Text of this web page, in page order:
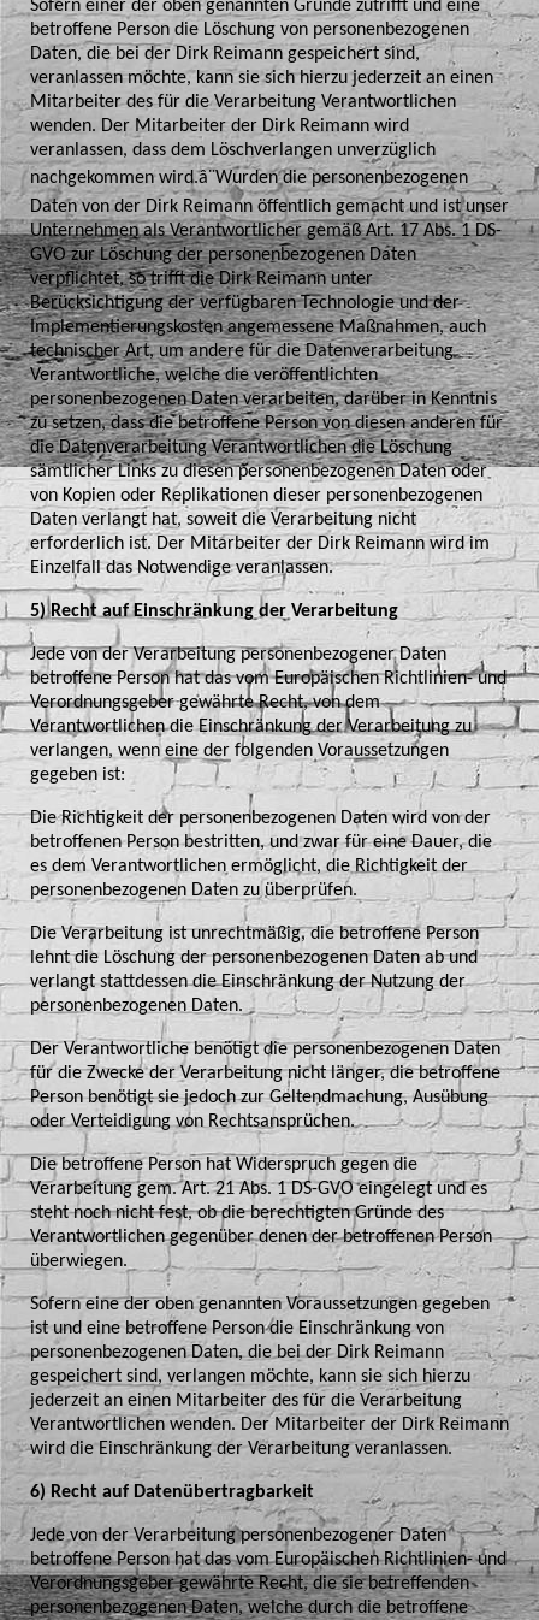
Sofern einer der oben genannten Gründe zutrifft und eine
betroffene Person die Löschung von personenbezogenen
Daten, die bei der Dirk Reimann gespeichert sind,
veranlassen möchte, kann sie sich hierzu jederzeit an einen
Mitarbeiter des für die Verarbeitung Verantwortlichen
wenden. Der Mitarbeiter der Dirk Reimann wird
veranlassen, dass dem Löschverlangen unverzüglich
nachgekommen wird.â¨Wurden die personenbezogenen
Daten von der Dirk Reimann öffentlich gemacht und ist unser
Unternehmen als Verantwortlicher gemäß Art. 17 Abs. 1 DS-
GVO zur Löschung der personenbezogenen Daten
verpflichtet, so trifft die Dirk Reimann unter
Berücksichtigung der verfügbaren Technologie und der
Implementierungskosten angemessene Maßnahmen, auch
technischer Art, um andere für die Datenverarbeitung
Verantwortliche, welche die veröffentlichten
personenbezogenen Daten verarbeiten, darüber in Kenntnis
zu setzen, dass die betroffene Person von diesen anderen für
die Datenverarbeitung Verantwortlichen die Löschung
sämtlicher Links zu diesen personenbezogenen Daten oder
von Kopien oder Replikationen dieser personenbezogenen
Daten verlangt hat, soweit die Verarbeitung nicht
erforderlich ist. Der Mitarbeiter der Dirk Reimann wird im
Einzelfall das Notwendige veranlassen.
5) Recht auf Einschränkung der Verarbeitung
Jede von der Verarbeitung personenbezogener Daten
betroffene Person hat das vom Europäischen Richtlinien- und
Verordnungsgeber gewährte Recht, von dem
Verantwortlichen die Einschränkung der Verarbeitung zu
verlangen, wenn eine der folgenden Voraussetzungen
gegeben ist:
Die Richtigkeit der personenbezogenen Daten wird von der
betroffenen Person bestritten, und zwar für eine Dauer, die
es dem Verantwortlichen ermöglicht, die Richtigkeit der
personenbezogenen Daten zu überprüfen.
Die Verarbeitung ist unrechtmäßig, die betroffene Person
lehnt die Löschung der personenbezogenen Daten ab und
verlangt stattdessen die Einschränkung der Nutzung der
personenbezogenen Daten.
Der Verantwortliche benötigt die personenbezogenen Daten
für die Zwecke der Verarbeitung nicht länger, die betroffene
Person benötigt sie jedoch zur Geltendmachung, Ausübung
oder Verteidigung von Rechtsansprüchen.
Die betroffene Person hat Widerspruch gegen die
Verarbeitung gem. Art. 21 Abs. 1 DS-GVO eingelegt und es
steht noch nicht fest, ob die berechtigten Gründe des
Verantwortlichen gegenüber denen der betroffenen Person
überwiegen.
Sofern eine der oben genannten Voraussetzungen gegeben
ist und eine betroffene Person die Einschränkung von
personenbezogenen Daten, die bei der Dirk Reimann
gespeichert sind, verlangen möchte, kann sie sich hierzu
jederzeit an einen Mitarbeiter des für die Verarbeitung
Verantwortlichen wenden. Der Mitarbeiter der Dirk Reimann
wird die Einschränkung der Verarbeitung veranlassen.
6) Recht auf Datenübertragbarkeit
Jede von der Verarbeitung personenbezogener Daten
betroffene Person hat das vom Europäischen Richtlinien- und
Verordnungsgeber gewährte Recht, die sie betreffenden
personenbezogenen Daten, welche durch die betroffene